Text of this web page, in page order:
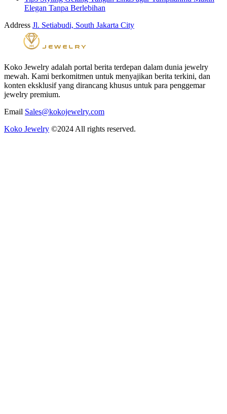
Elegan Tanpa Berlebihan
Address Jl. Setiabudi, South Jakarta City
Koko Jewelry adalah portal berita terdepan dalam dunia jewelry
mewah. Kami berkomitmen untuk menyajikan berita terkini, dan
konten eksklusif yang dirancang khusus untuk para penggemar
jewelry premium.
Email Sales@kokojewelry.com
Koko Jewelry ©2024 All rights reserved.